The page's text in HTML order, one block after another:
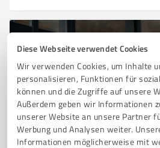
Diese Webseite verwendet Cookies
Wir verwenden Cookies, um Inhalte
personalisieren, Funktionen für
können und die Zugriffe auf unsere
Außerdem geben wir Informationen
unserer Website an unsere Partner
Werbung und Analysen weiter.
Informationen möglicherweise mit
Sie möchten auch hier